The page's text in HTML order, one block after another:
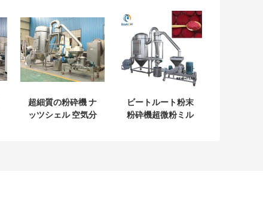
超細質の粉砕機 ナ
ッツシェル 空気分
ビートルート粉末
粉砕機超微粉ミル